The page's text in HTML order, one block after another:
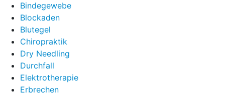
Bindegewebe
Blockaden
Blutegel
Chiropraktik
Dry Needling
Durchfall
Elektrotherapie
Erbrechen